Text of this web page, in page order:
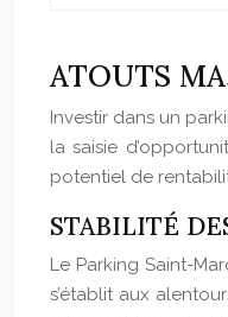
ATOUTS
Investir dans un
la saisie
potentiel de
STABILITÉ
Le Parking Saint-
s’établit aux